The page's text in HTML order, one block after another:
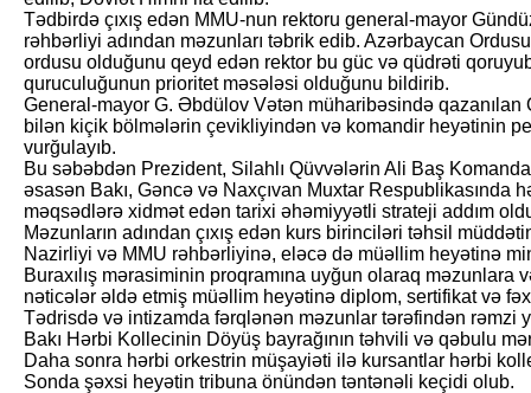
Tədbirdə çıxış edən MMU-nun rektoru general-mayor
rəhbərliyi adından məzunları təbrik edib. Azərbaycan
ordusu olduğunu qeyd edən rektor bu güc və qüdrəti
quruculuğunun prioritet məsələsi olduğunu bildirib.
General-mayor G. Əbdülov Vətən müharibəsində
bilən kiçik bölmələrin çevikliyindən və komandir heyətinin
vurğulayıb.
Bu səbəbdən Prezident, Silahlı Qüvvələrin Ali Baş
əsasən Bakı, Gəncə və Naxçıvan Muxtar Respublikasında
məqsədlərə xidmət edən tarixi əhəmiyyətli strateji addım
Məzunların adından çıxış edən kurs birinciləri təhsil
Nazirliyi və MMU rəhbərliyinə, eləcə də müəllim heyətinə
Buraxılış mərasiminin proqramına uyğun olaraq
nəticələr əldə etmiş müəllim heyətinə diplom, sertifikat və
Tədrisdə və intizamda fərqlənən məzunlar tərəfindən rəmzi
Bakı Hərbi Kollecinin Döyüş bayrağının təhvili və qəbulu
Daha sonra hərbi orkestrin müşayiəti ilə kursantlar hərbi
Sonda şəxsi heyətin tribuna önündən təntənəli keçidi olub.